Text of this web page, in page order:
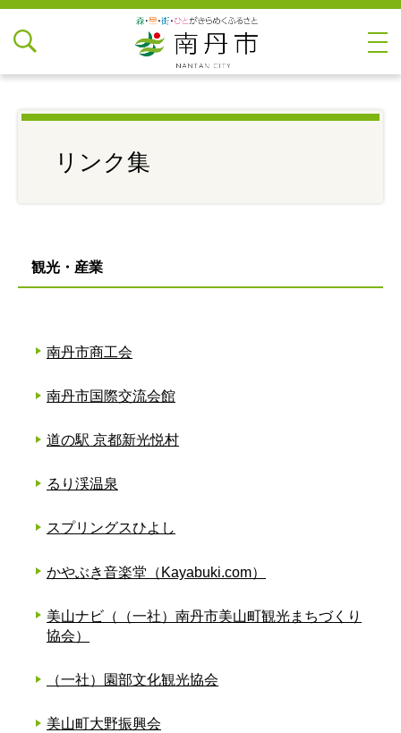
リンク集
観光・産業
南丹市商工会
南丹市国際交流会館
道の駅 京都新光悦村
るり渓温泉
スプリングスひよし
かやぶき音楽堂（Kayabuki.com）
美山ナビ（（一社）南丹市美山町観光まちづくり
協会）
（一社）園部文化観光協会
美山町大野振興会